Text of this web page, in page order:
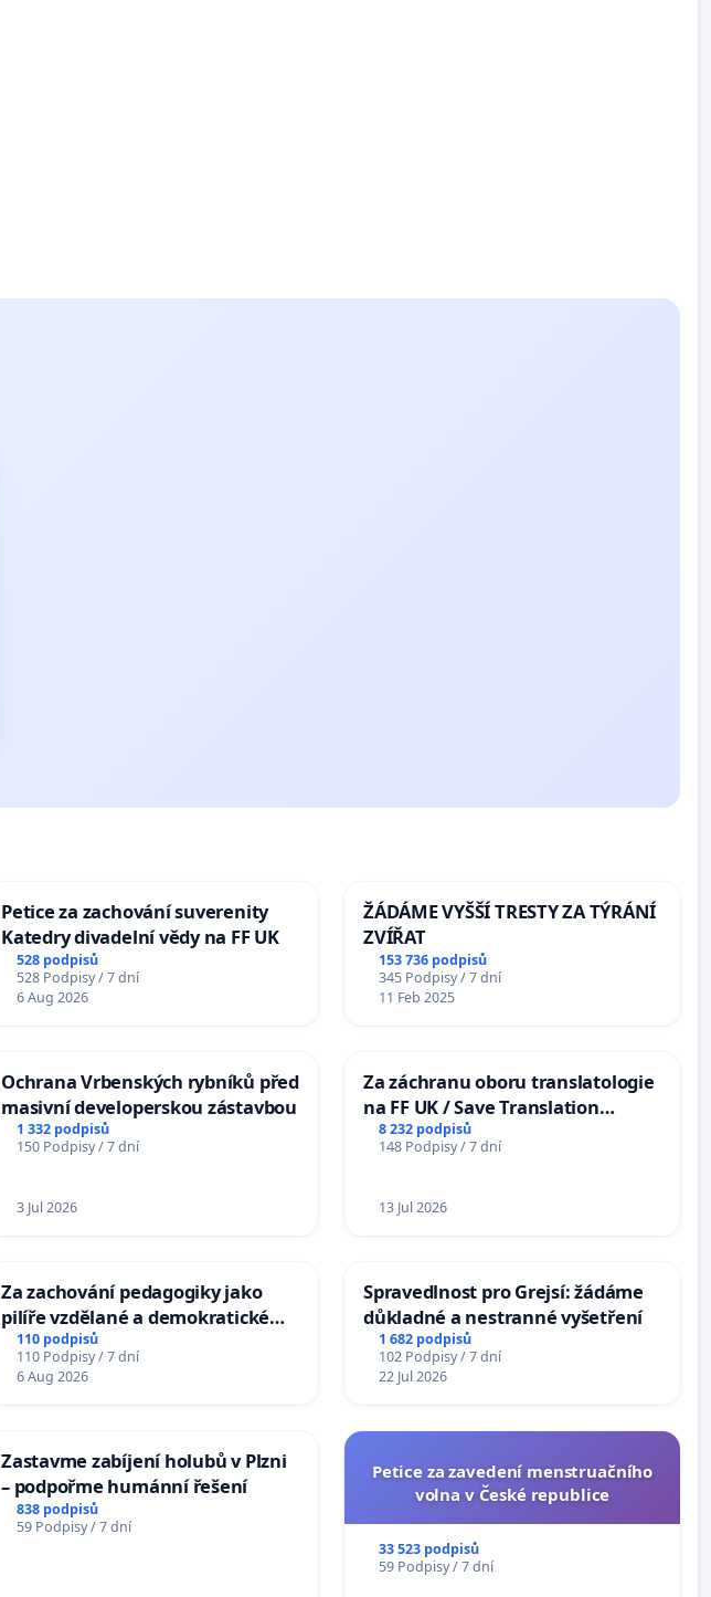
Petice za zachování suverenity
Katedry divadelní vědy na FF UK
528 podpisů
528 Podpisy / 7 dní
6 Aug 2026
ŽÁDÁME VYŠŠÍ TRESTY ZA TÝRÁNÍ
ZVÍŘAT
153 736 podpisů
345 Podpisy / 7 dní
11 Feb 2025
Ochrana Vrbenských rybníků před
masivní developerskou zástavbou
1 332 podpisů
150 Podpisy / 7 dní
3 Jul 2026
Za záchranu oboru translatologie
na FF UK / Save Translation
Studies at the Faculty of Arts,
Charles University
8 232 podpisů
148 Podpisy / 7 dní
13 Jul 2026
Za zachování pedagogiky jako
pilíře vzdělané a demokratické
společnosti
110 podpisů
110 Podpisy / 7 dní
6 Aug 2026
Spravedlnost pro Grejsí: žádáme
důkladné a nestranné vyšetření
1 682 podpisů
102 Podpisy / 7 dní
22 Jul 2026
Zastavme zabíjení holubů v Plzni
– podpořme humánní řešení
838 podpisů
59 Podpisy / 7 dní
Petice za zavedení menstruačního
volna v České republice
33 523 podpisů
59 Podpisy / 7 dní